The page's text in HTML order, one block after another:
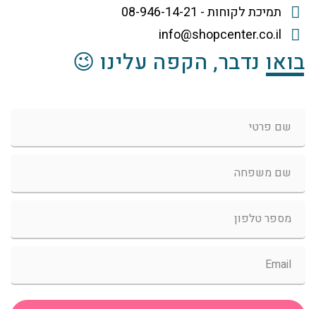
תמיכת לקוחות - 08-946-14-21
info@shopcenter.co.il
בואו נדבר, הקפה עלינו 😉